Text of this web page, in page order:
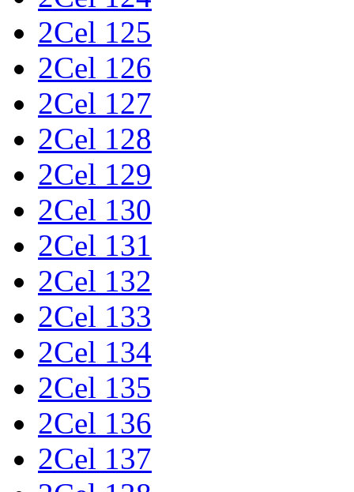
2Cel 125
2Cel 126
2Cel 127
2Cel 128
2Cel 129
2Cel 130
2Cel 131
2Cel 132
2Cel 133
2Cel 134
2Cel 135
2Cel 136
2Cel 137